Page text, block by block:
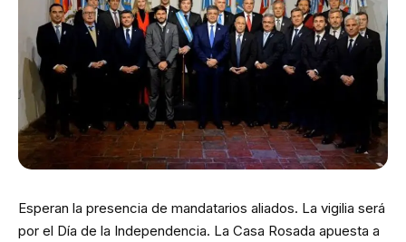
Esperan la presencia de mandatarios aliados. La vigilia será
por el Día de la Independencia. La Casa Rosada apuesta a